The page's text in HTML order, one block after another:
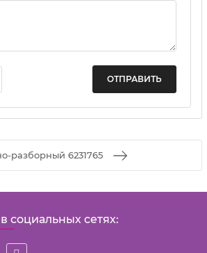
разборный 6231765
социальных сетях: